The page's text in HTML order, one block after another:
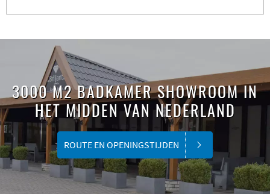
3000 M2 BADKAMER SHOWROOM IN
HET MIDDEN VAN NEDERLAND
ROUTE EN OPENINGSTIJDEN